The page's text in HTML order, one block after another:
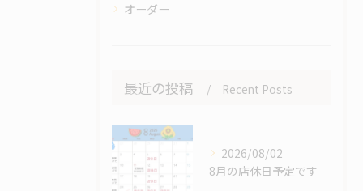
オーダー
最近の投稿 Recent Posts
2026/08/02
8月の店休日予定です